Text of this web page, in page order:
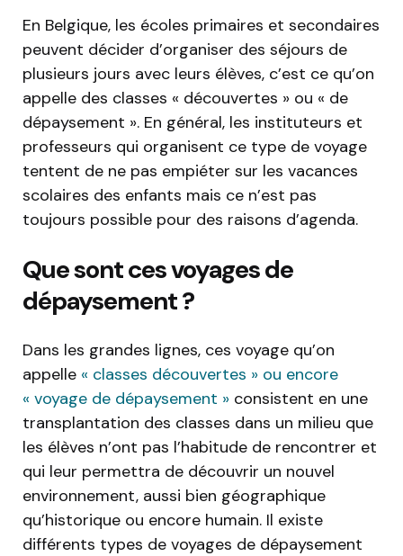
En Belgique, les écoles primaires et secondaires
peuvent décider d’organiser des séjours de
plusieurs jours avec leurs élèves, c’est ce qu’on
appelle des classes « découvertes » ou « de
dépaysement ». En général, les instituteurs et
professeurs qui organisent ce type de voyage
tentent de ne pas empiéter sur les vacances
scolaires des enfants mais ce n’est pas
toujours possible pour des raisons d’agenda.
Que sont ces voyages de
dépaysement ?
Dans les grandes lignes, ces voyage qu’on
appelle « classes découvertes » ou encore
« voyage de dépaysement » consistent en une
transplantation des classes dans un milieu que
les élèves n’ont pas l’habitude de rencontrer et
qui leur permettra de découvrir un nouvel
environnement, aussi bien géographique
qu’historique ou encore humain. Il existe
différents types de voyages de dépaysement